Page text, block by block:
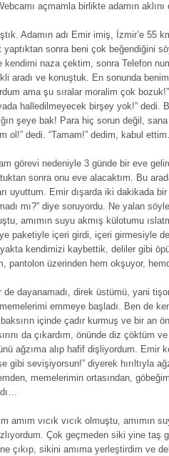
açmamla birlikte adamın aklını
Adamın adı Emir imiş, İzmir’e 55
yaptıktan sonra beni çok beğendiğini
kendimi naza çektim, sonra Telefon
aradı ve konuştuk. En sonunda
ama şu sıralar moralim çok
halledilmeyecek birşey yok!” dedi.
şeye bak! Para hiç sorun değil,
ol!” dedi. “Tamam!” dedim, kabul
görevi nedeniyle 3 günde bir eve
sonra onu eve alacaktım. Bu
uyuttum. Emir dışarda iki dakikada
mı?” diye soruyordu. Ne yalan
amımın suyu akmış külotumu
paketiyle içeri girdi, içeri girmesiyle
kendimizi kaybettik, deliler gibi
pantolon üzerinden hem okşuyor,
de dayanamadı, direk üstümü, yani
emmeye başladı. Ben de
içinde çadır kurmuş ve bir an
da çıkardım, önünde diz çöktüm
ağzıma alıp hafif dişliyordum. Emir
gibi sevişiyorsun!” diyerek hırıltıyla
memelerimin ortasından,
amım vıcık vıcık olmuştu, amımın
Çok geçmeden siki yine taş
çıkıp, sikini amıma yerleştirdim ve